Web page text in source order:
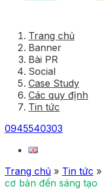
Trang chủ
Banner
Bài PR
Social
Case Study
Các quy định
Tin tức
0945540303
Trang chủ » Tin tức »
cơ bản đến sáng tạo